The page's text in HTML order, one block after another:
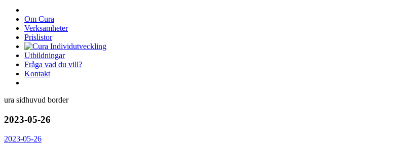
Om Cura
Verksamheter
Prislistor
Utbildningar
Fråga vad du vill?
Kontakt
2023-05-26
2023-05-26